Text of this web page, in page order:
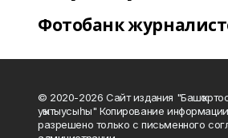
Фотобанк
© 2020-2026 Сайт издания
уҡытыусыһы" Копирование
разрешено только с письменного